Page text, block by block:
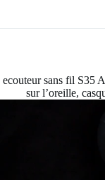
ecouteur sans fil S35
sur l’oreille,